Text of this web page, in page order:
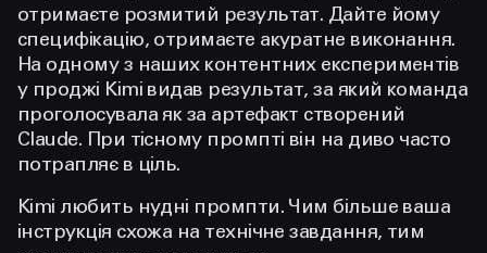
отримаєте розмитий результат. Дайте йому
специфікацію, отримаєте акуратне виконання.
На одному з наших контентних експериментів
у проджі Kimi видав результат, за який команда
проголосувала як за артефакт створений
Claude. При тісному промпті він на диво часто
потрапляє в ціль.
Kimi любить нудні промпти. Чим більше ваша
інструкція схожа на технічне завдання, тим